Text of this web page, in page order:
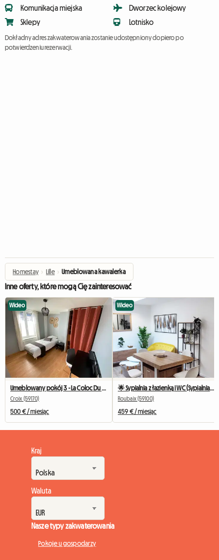
Komunikacja miejska
Sklepy
Dworzec kolejowy
Lotnisko
Dokładny adres zakwaterowania zostanie udostępniony dopiero po
potwierdzeniu rezerwacji.
Homestay › Lille › Umeblowana kawalerka
Inne oferty, które mogą Cię zainteresować
Wideo
Croix (59170)
500 € / miesiąc
Wideo
Roubaix (59100)
459 € / miesiąc
Kraj
Waluta
Nasze typy zakwaterowania
Pokoje u gospodarzy